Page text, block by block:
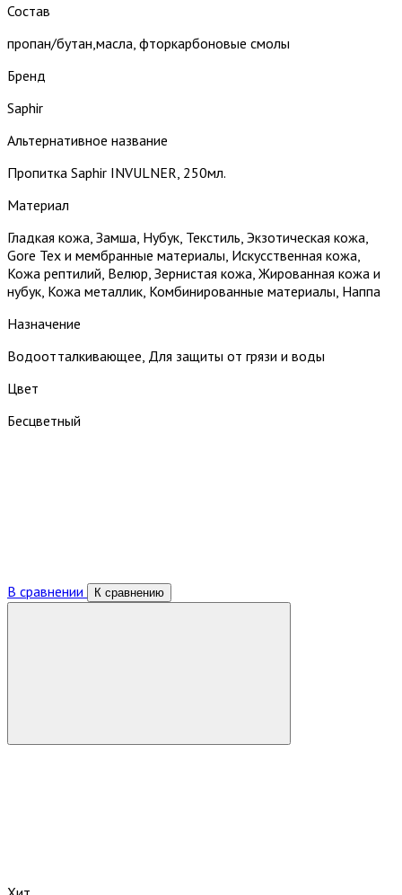
Состав
пропан/бутан,масла, фторкарбоновые смолы
Бренд
Saphir
Альтернативное название
Пропитка Saphir INVULNER, 250мл.
Материал
Гладкая кожа, Замша, Нубук, Текстиль, Экзотическая кожа,
Gore Tex и мембранные материалы, Искусственная кожа,
Кожа рептилий, Велюр, Зернистая кожа, Жированная кожа и
нубук, Кожа металлик, Комбинированные материалы, Наппа
Назначение
Водоотталкивающее, Для защиты от грязи и воды
Цвет
Бесцветный
В сравнении К сравнению